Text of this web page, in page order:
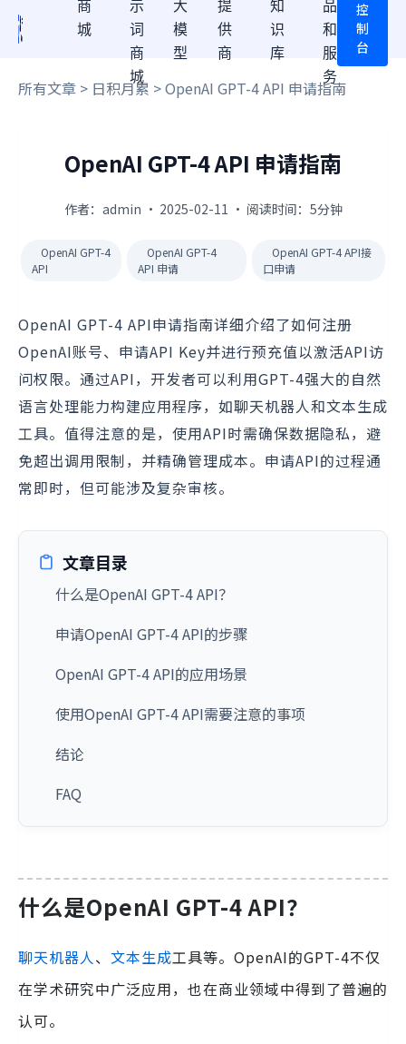
商
城
示
词
商
城
大
模
型
提
供
商
知
识
库
品
和
服
务
控
制
台
所有文章 > 日积月累 > OpenAI GPT-4 API 申请指南
OpenAI GPT-4 API 申请指南
作者：admin · 2025-02-11 · 阅读时间：5分钟
OpenAI GPT-4
API
OpenAI GPT-4
API 申请
OpenAI GPT-4 API接
口申请
OpenAI GPT-4 API申请指南详细介绍了如何注册
OpenAI账号、申请API Key并进行预充值以激活API访
问权限。通过API，开发者可以利用GPT-4强大的自然
语言处理能力构建应用程序，如聊天机器人和文本生成
工具。值得注意的是，使用API时需确保数据隐私，避
免超出调用限制，并精确管理成本。申请API的过程通
常即时，但可能涉及复杂审核。
文章目录
什么是OpenAI GPT-4 API？
申请OpenAI GPT-4 API的步骤
OpenAI GPT-4 API的应用场景
使用OpenAI GPT-4 API需要注意的事项
结论
FAQ
什么是OpenAI GPT-4 API？
聊天机器人、 文本生成工具等。OpenAI的GPT-4不仅
在学术研究中广泛应用，也在商业领域中得到了普遍的
认可。